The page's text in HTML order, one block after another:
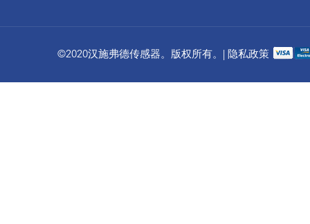
©2020汉施弗德传感器。版权所有。| 隐私政策